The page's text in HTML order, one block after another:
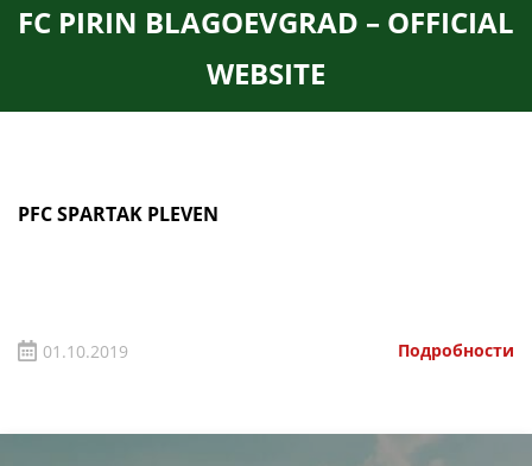
FC PIRIN BLAGOEVGRAD – OFFICIAL
WEBSITE
PFC SPARTAK PLEVEN
01.10.2019 Подробности